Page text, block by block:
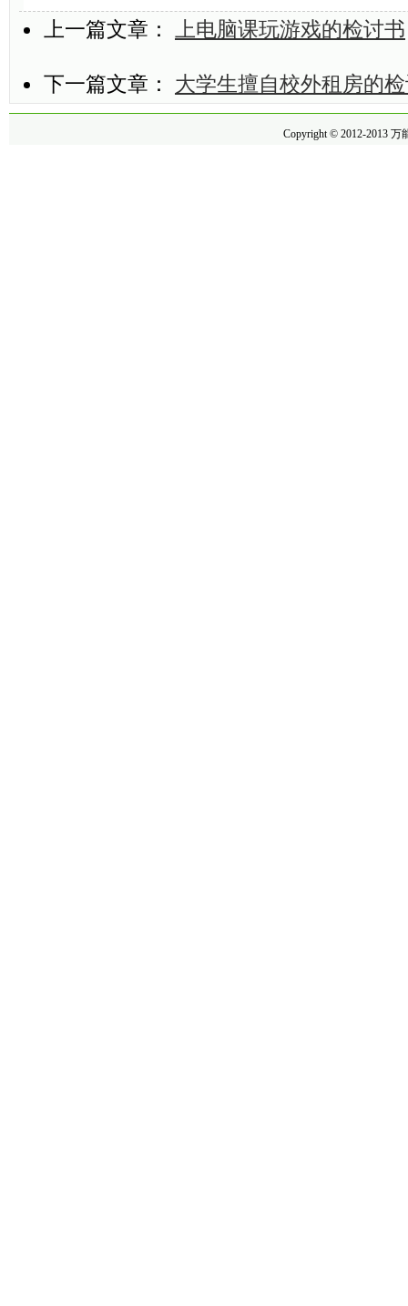
上一篇文章： 上电脑课玩游戏的检讨书
下一篇文章： 大学生擅自校外租房的
Copyright © 2012-2013 万